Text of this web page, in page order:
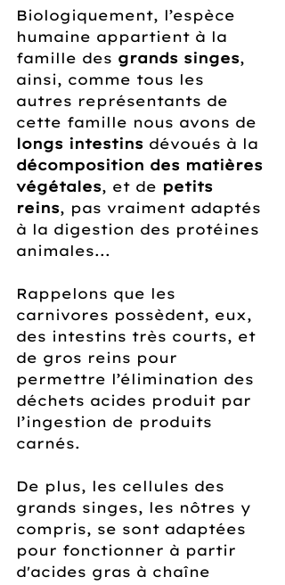
Biologiquement, l’espèce
humaine appartient à la
famille des grands singes,
ainsi, comme tous les
autres représentants de
cette famille nous avons de
longs intestins dévoués à la
décomposition des matières
végétales, et de petits
reins, pas vraiment adaptés
à la digestion des protéines
animales...
Rappelons que les
carnivores possèdent, eux,
des intestins très courts, et
de gros reins pour
permettre l’élimination des
déchets acides produit par
l’ingestion de produits
carnés.
De plus, les cellules des
grands singes, les nôtres y
compris, se sont adaptées
pour fonctionner à partir
d'acides gras à chaîne